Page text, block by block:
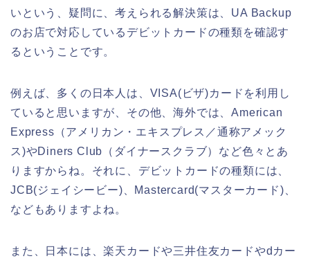
いという、疑問に、考えられる解決策は、UA Backup
のお店で対応しているデビットカードの種類を確認す
るということです。
例えば、多くの日本人は、VISA(ビザ)カードを利用し
ていると思いますが、その他、海外では、American
Express（アメリカン・エキスプレス／通称アメック
ス)やDiners Club（ダイナースクラブ）など色々とあ
りますからね。それに、デビットカードの種類には、
JCB(ジェイシービー)、Mastercard(マスターカード)、
などもありますよね。
また、日本には、楽天カードや三井住友カードやdカー